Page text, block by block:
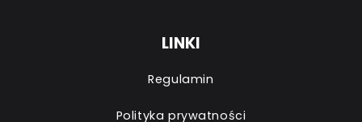
LINKI
Regulamin
Polityka prywatności